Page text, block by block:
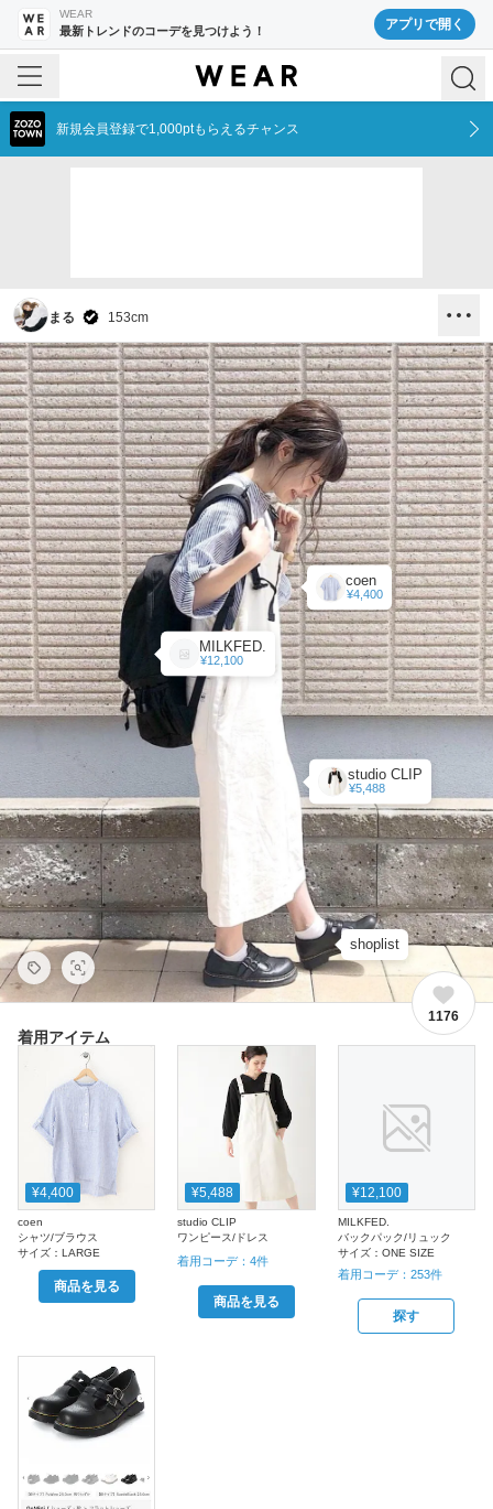
WEAR
最新トレンドのコーデを見つけよう！ アプリで開く
新規会員登録で1,000ptもらえるチャンス
まる 153cm
coen
¥4,400
studio CLIP
¥5,488
MILKFED.
¥12,100
shoplist
1176
着用アイテム
¥4,400
coen
シャツ/ブラウス
サイズ： LARGE
商品を見る
¥5,488
studio CLIP
ワンピース/ドレス
着用コーデ：4件
商品を見る
¥12,100
MILKFED.
バックパック/リュック
サイズ： ONE SIZE
着用コーデ： 253件
探す